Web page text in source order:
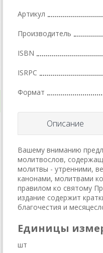
Артикул
Производитель
ISBN
ISRPC
Формат
Описание
Вашему вниманию
молитвослов,
молитвы - утренними,
канонами, молитвами
правилом ко святому
издание содержит
благочестия и
Единицы
шт